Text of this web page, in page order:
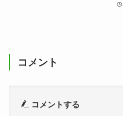
コメント
コメントする